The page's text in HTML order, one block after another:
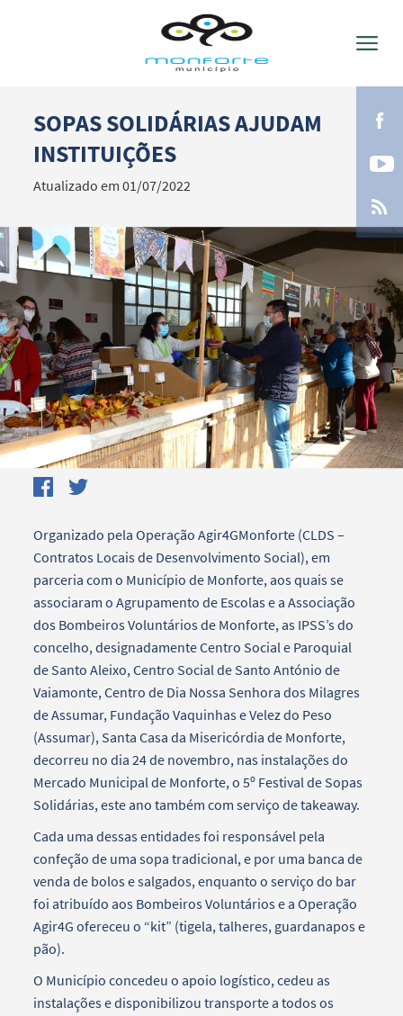
Termo de Pesquisa
Categorias gerais
Filtros
SOPAS SOLIDÁRIAS AJUDAM
INSTITUIÇÕES
Atualizado em 01/07/2022
Organizado pela Operação Agir4GMonforte (CLDS –
Contratos Locais de Desenvolvimento Social), em
parceria com o Município de Monforte, aos quais se
associaram o Agrupamento de Escolas e a Associação
dos Bombeiros Voluntários de Monforte, as IPSS’s do
concelho, designadamente Centro Social e Paroquial
de Santo Aleixo, Centro Social de Santo António de
Vaiamonte, Centro de Dia Nossa Senhora dos Milagres
de Assumar, Fundação Vaquinhas e Velez do Peso
(Assumar), Santa Casa da Misericórdia de Monforte,
decorreu no dia 24 de novembro, nas instalações do
Mercado Municipal de Monforte, o 5º Festival de Sopas
Solidárias, este ano também com serviço de takeaway.
Cada uma dessas entidades foi responsável pela
confeção de uma sopa tradicional, e por uma banca de
venda de bolos e salgados, enquanto o serviço do bar
foi atribuído aos Bombeiros Voluntários e a Operação
Agir4G ofereceu o “kit” (tigela, talheres, guardanapos e
pão).
O Município concedeu o apoio logístico, cedeu as
instalações e disponibilizou transporte a todos os